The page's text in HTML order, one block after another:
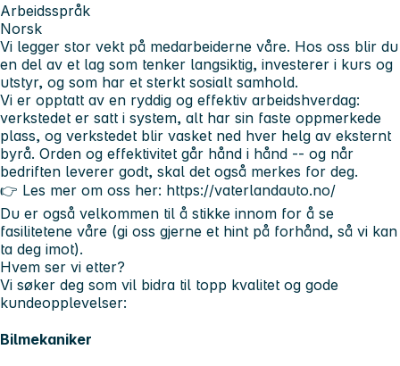
Arbeidsspråk
Norsk
Vi legger stor vekt på medarbeiderne våre. Hos oss blir du
en del av et lag som tenker langsiktig, investerer i kurs og
utstyr, og som har et sterkt sosialt samhold.
Vi er opptatt av en ryddig og effektiv arbeidshverdag:
verkstedet er satt i system, alt har sin faste oppmerkede
plass, og verkstedet blir vasket ned hver helg av eksternt
byrå. Orden og effektivitet går hånd i hånd -- og når
bedriften leverer godt, skal det også merkes for deg.
👉 Les mer om oss her: https://vaterlandauto.no/
Du er også velkommen til å stikke innom for å se
fasilitetene våre (gi oss gjerne et hint på forhånd, så vi kan
ta deg imot).
Hvem ser vi etter?
Vi søker deg som vil bidra til topp kvalitet og gode
kundeopplevelser:
Bilmekaniker